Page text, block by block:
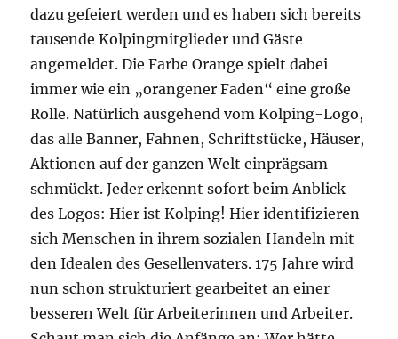
dazu gefeiert werden und es haben sich bereits
tausende Kolpingmitglieder und Gäste
angemeldet. Die Farbe Orange spielt dabei
immer wie ein „orangener Faden“ eine große
Rolle. Natürlich ausgehend vom Kolping-Logo,
das alle Banner, Fahnen, Schriftstücke, Häuser,
Aktionen auf der ganzen Welt einprägsam
schmückt. Jeder erkennt sofort beim Anblick
des Logos: Hier ist Kolping! Hier identifizieren
sich Menschen in ihrem sozialen Handeln mit
den Idealen des Gesellenvaters. 175 Jahre wird
nun schon strukturiert gearbeitet an einer
besseren Welt für Arbeiterinnen und Arbeiter.